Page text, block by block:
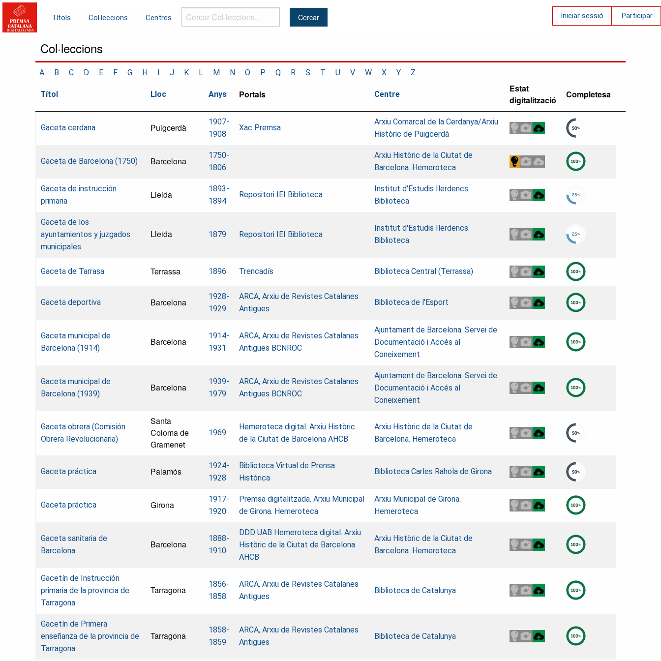
Títols Col·leccions Centres
Cercar
Col·leccions...
Iniciar sessió Participar
Col·leccions
A B C D E F G H I J K L M N O P Q R S T U V W X Y Z
Títol Lloc Anys Portals Centre
Estat
digitalització
Completesa
Gaceta cerdana Puigcerdà
1907-
1908
Xac Premsa
Arxiu Comarcal de la Cerdanya/Arxiu
Històric de Puigcerdà
Gaceta de Barcelona (1750) Barcelona
1750-
1806
Arxiu Històric de la Ciutat de
Barcelona. Hemeroteca
Gaceta de instrucción
primaria
Lleida
1893-
1894
Repositori IEI Biblioteca
Institut d'Estudis Ilerdencs.
Biblioteca
Gaceta de los
ayuntamientos y juzgados
municipales
Lleida 1879 Repositori IEI Biblioteca
Institut d'Estudis Ilerdencs.
Biblioteca
Gaceta de Tarrasa Terrassa 1896 Trencadís Biblioteca Central (Terrassa)
Gaceta deportiva Barcelona
1928-
1929
ARCA, Arxiu de Revistes Catalanes
Antigues
Biblioteca de l'Esport
Gaceta municipal de
Barcelona (1914)
Barcelona
1914-
1931
ARCA, Arxiu de Revistes Catalanes
Antigues BCNROC
Ajuntament de Barcelona. Servei de
Documentació i Accés al
Coneixement
Gaceta municipal de
Barcelona (1939)
Barcelona
1939-
1979
ARCA, Arxiu de Revistes Catalanes
Antigues BCNROC
Ajuntament de Barcelona. Servei de
Documentació i Accés al
Coneixement
Gaceta obrera (Comisión
Obrera Revolucionaria)
Santa
Coloma de
Gramenet
1969
Hemeroteca digital. Arxiu Històric
de la Ciutat de Barcelona AHCB
Arxiu Històric de la Ciutat de
Barcelona. Hemeroteca
Gaceta práctica Palamós
1924-
1928
Biblioteca Virtual de Prensa
Histórica
Biblioteca Carles Rahola de Girona
Gaceta práctica Girona
1917-
1920
Premsa digitalitzada. Arxiu Municipal
de Girona. Hemeroteca
Arxiu Municipal de Girona.
Hemeroteca
Gaceta sanitaria de
Barcelona
Barcelona
1888-
1910
DDD UAB Hemeroteca digital. Arxiu
Històric de la Ciutat de Barcelona
AHCB
Arxiu Històric de la Ciutat de
Barcelona. Hemeroteca
Gacetín de Instrucción
primaria de la provincia de
Tarragona
Tarragona
1856-
1858
ARCA, Arxiu de Revistes Catalanes
Antigues
Biblioteca de Catalunya
Gacetín de Primera
enseñanza de la provincia de
Tarragona
Tarragona
1858-
1859
ARCA, Arxiu de Revistes Catalanes
Antigues
Biblioteca de Catalunya